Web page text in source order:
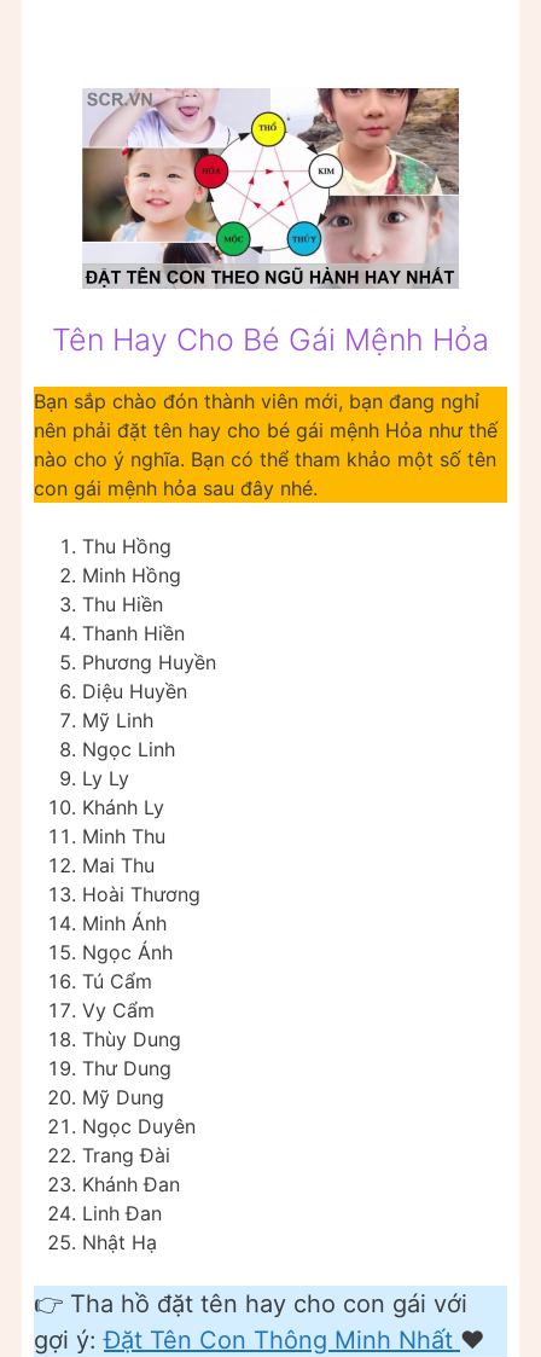
Tên Hay Cho Bé Gái Mệnh Hỏa
Bạn sắp chào đón thành viên mới, bạn đang nghỉ
nên phải đặt tên hay cho bé gái mệnh Hỏa như thế
nào cho ý nghĩa. Bạn có thể tham khảo một số tên
con gái mệnh hỏa sau đây nhé.
Thu Hồng
Minh Hồng
Thu Hiền
Thanh Hiền
Phương Huyền
Diệu Huyền
Mỹ Linh
Ngọc Linh
Ly Ly
Khánh Ly
Minh Thu
Mai Thu
Hoài Thương
Minh Ánh
Ngọc Ánh
Tú Cẩm
Vy Cẩm
Thùy Dung
Thư Dung
Mỹ Dung
Ngọc Duyên
Trang Đài
Khánh Đan
Linh Đan
Nhật Hạ
👉 Tha hồ đặt tên hay cho con gái với
gợi ý:Đặt Tên Con Thông Minh Nhất ❤️️